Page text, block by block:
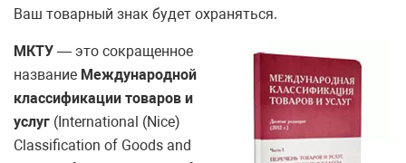
Ваш товарный знак будет охраняться.
МКТУ — это сокращенное
название Международной
классификации товаров и
услуг (International (Nice)
Classification of Goods and